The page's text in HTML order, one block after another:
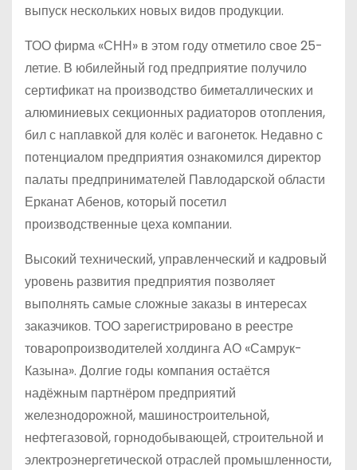
выпуск нескольких новых видов продукции.
ТОО фирма «СНН» в этом году отметило свое 25-
летие. В юбилейный год предприятие получило
сертификат на производство биметаллических и
алюминиевых секционных радиаторов отопления,
бил с наплавкой для колёс и вагонеток. Недавно с
потенциалом предприятия ознакомился директор
палаты предпринимателей Павлодарской области
Ерканат Абенов, который посетил
производственные цеха компании.
Высокий технический, управленческий и кадровый
уровень развития предприятия позволяет
выполнять самые сложные заказы в интересах
заказчиков. ТОО зарегистрировано в реестре
товаропроизводителей холдинга АО «Самрук-
Казына». Долгие годы компания остаётся
надёжным партнёром предприятий
железнодорожной, машиностроительной,
нефтегазовой, горнодобывающей, строительной и
электроэнергетической отраслей промышленности,